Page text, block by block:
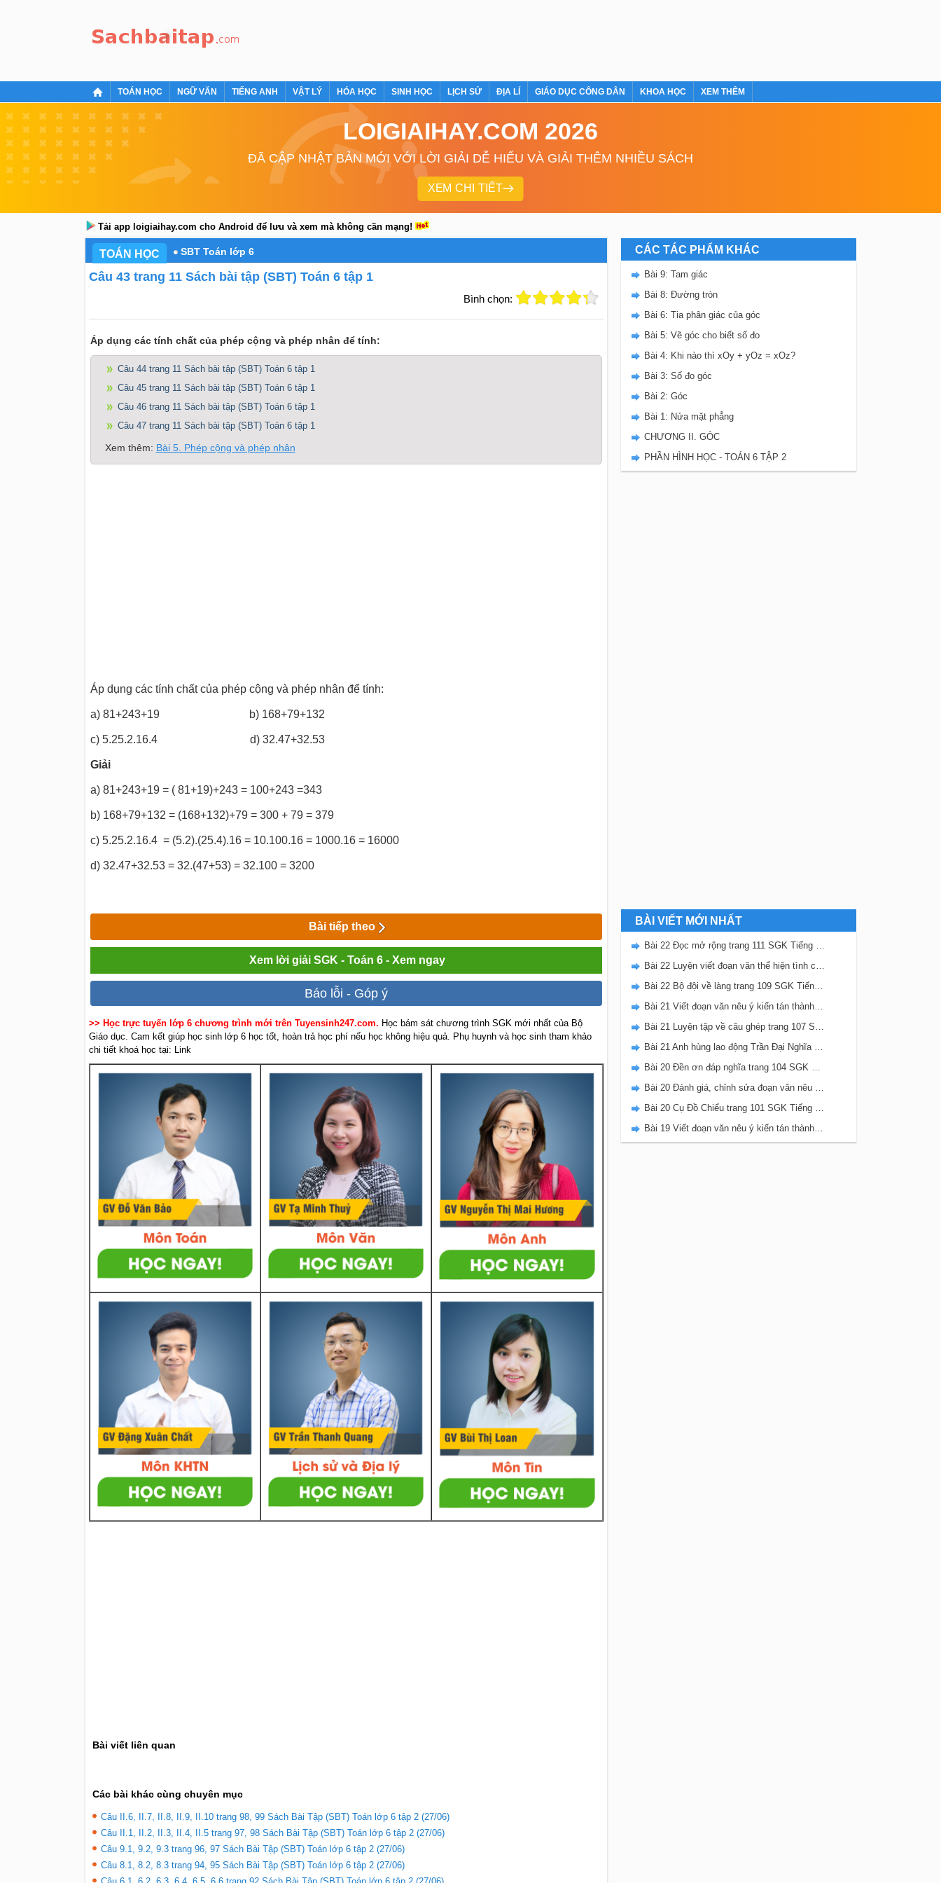
TOÁN HỌC NGỮ VĂN TIẾNG ANH VẬT LÝ HÓA HỌC SINH HỌC LỊCH SỬ ĐỊA LÍ GIÁO DỤC CÔNG DÂN KHOA HỌC XEM THÊM
LOIGIAIHAY.COM 2026
ĐÃ CẬP NHẬT BẢN MỚI VỚI LỜI GIẢI DỄ HIỂU VÀ GIẢI THÊM NHIỀU SÁCH
XEM CHI TIẾT
Tải app loigiaihay.com cho Android để lưu và xem mà không cần mạng!
TOÁN HỌC SBT Toán lớp 6
Câu 43 trang 11 Sách bài tập (SBT) Toán 6 tập 1
Bình chọn:
Áp dụng các tính chất của phép cộng và phép nhân để tính:
Câu 44 trang 11 Sách bài tập (SBT) Toán 6 tập 1
Câu 45 trang 11 Sách bài tập (SBT) Toán 6 tập 1
Câu 46 trang 11 Sách bài tập (SBT) Toán 6 tập 1
Câu 47 trang 11 Sách bài tập (SBT) Toán 6 tập 1
Xem thêm: Bài 5. Phép cộng và phép nhân
Áp dụng các tính chất của phép cộng và phép nhân để tính:
a) 81+243+19 b) 168+79+132
c) 5.25.2.16.4 d) 32.47+32.53
Giải
a) 81+243+19 = ( 81+19)+243 = 100+243 =343
b) 168+79+132 = (168+132)+79 = 300 + 79 = 379
c) 5.25.2.16.4 = (5.2).(25.4).16 = 10.100.16 = 1000.16 = 16000
d) 32.47+32.53 = 32.(47+53) = 32.100 = 3200
Bài tiếp theo
Xem lời giải SGK - Toán 6 - Xem ngay
Báo lỗi - Góp ý
>> Học trực tuyến lớp 6 chương trình mới trên Tuyensinh247.com. Học bám sát chương trình SGK mới nhất của Bộ
Giáo dục. Cam kết giúp học sinh lớp 6 học tốt, hoàn trả học phí nếu học không hiệu quả. Phụ huynh và học sinh tham khảo
chi tiết khoá học tại: Link
Bài viết liên quan
Các bài khác cùng chuyên mục
Câu II.6, II.7, II.8, II.9, II.10 trang 98, 99 Sách Bài Tập (SBT) Toán lớp 6 tập 2 (27/06)
Câu II.1, II.2, II.3, II.4, II.5 trang 97, 98 Sách Bài Tập (SBT) Toán lớp 6 tập 2 (27/06)
Câu 9.1, 9.2, 9.3 trang 96, 97 Sách Bài Tập (SBT) Toán lớp 6 tập 2 (27/06)
Câu 8.1, 8.2, 8.3 trang 94, 95 Sách Bài Tập (SBT) Toán lớp 6 tập 2 (27/06)
CÁC TÁC PHẨM KHÁC
Bài 9: Tam giác
Bài 8: Đường tròn
Bài 6: Tia phân giác của góc
Bài 5: Vẽ góc cho biết số đo
Bài 4: Khi nào thì xOy + yOz = xOz?
Bài 3: Số đo góc
Bài 2: Góc
Bài 1: Nửa mặt phẳng
CHƯƠNG II. GÓC
PHẦN HÌNH HỌC - TOÁN 6 TẬP 2
BÀI VIẾT MỚI NHẤT
Bài 22 Đọc mở rộng trang 111 SGK Tiếng Việt 5 Kết nối tri thức tập 2
Bài 22 Luyện viết đoạn văn thể hiện tình cảm, cảm xúc về một sự việc trang 111 SGK Tiếng Việt 5 Kết nối tri thức tập 2
Bài 22 Bộ đội về làng trang 109 SGK Tiếng Việt 5 Kết nối tri thức tập 2
Bài 21 Viết đoạn văn nêu ý kiến tán thành một sự việc, hiện tượng (Bài viết số 2) trang 108 SGK Tiếng Việt 5 Kết nối tri thức tập 2
Bài 21 Luyện tập về câu ghép trang 107 SGK Tiếng Việt 5 Kết nối tri thức tập 2
Bài 21 Anh hùng lao động Trần Đại Nghĩa trang 106 SGK Tiếng Việt 5 Kết nối tri thức tập 2
Bài 20 Đền ơn đáp nghĩa trang 104 SGK Tiếng Việt 5 Kết nối tri thức tập 2
Bài 20 Đánh giá, chỉnh sửa đoạn văn nêu ý kiến tán thành một sự vật, hiện tượng trang 103 SGK Tiếng Việt 5 Kết nối tri thức tập 2
Bài 20 Cụ Đồ Chiểu trang 101 SGK Tiếng Việt 5 Kết nối tri thức tập 2
Bài 19 Viết đoạn văn nêu ý kiến tán thành một sự việc, hiện tượng (Bài viết số 1) trang 100 SGK Tiếng Việt 5 Kết nối tri thức tập 2